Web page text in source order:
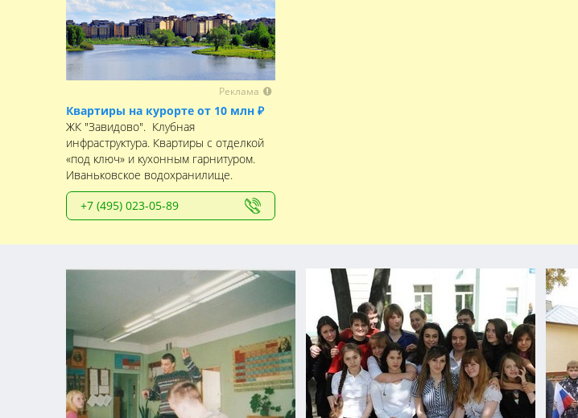
Реклама
Квартиры на курорте от 10 млн ₽
ЖК "Завидово". Клубная
инфраструктура. Квартиры с отделкой
«под ключ» и кухонным гарнитуром.
Иваньковское водохранилище.
+7 (495) 023-05-89